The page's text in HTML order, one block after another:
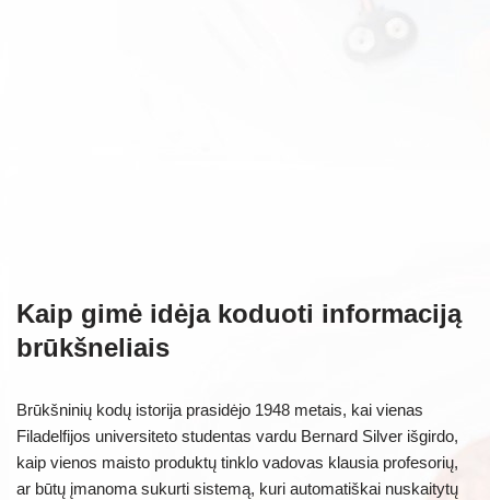
Kaip gimė idėja koduoti informaciją
brūkšneliais
Brūkšninių kodų istorija prasidėjo 1948 metais, kai vienas
Filadelfijos universiteto studentas vardu Bernard Silver išgirdo,
kaip vienos maisto produktų tinklo vadovas klausia profesorių,
ar būtų įmanoma sukurti sistemą, kuri automatiškai nuskaitytų